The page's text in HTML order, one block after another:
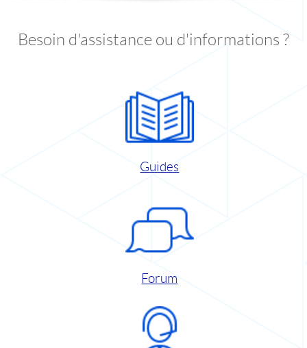
Besoin d'assistance ou d'informations ?
Guides
Forum